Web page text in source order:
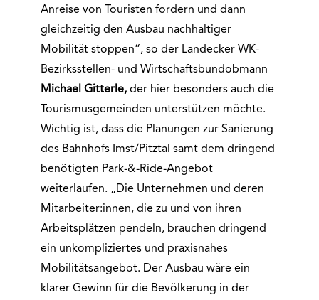
Anreise von Touristen fordern und dann
gleichzeitig den Ausbau nachhaltiger
Mobilität stoppen“, so der Landecker WK-
Bezirksstellen- und Wirtschaftsbundobmann
Michael Gitterle,der hier besonders auch die
Tourismusgemeinden unterstützen möchte.
Wichtig ist, dass die Planungen zur Sanierung
des Bahnhofs Imst/Pitztal samt dem dringend
benötigten Park-&-Ride-Angebot
weiterlaufen. „Die Unternehmen und deren
Mitarbeiter:innen, die zu und von ihren
Arbeitsplätzen pendeln, brauchen dringend
ein unkompliziertes und praxisnahes
Mobilitätsangebot. Der Ausbau wäre ein
klarer Gewinn für die Bevölkerung in der